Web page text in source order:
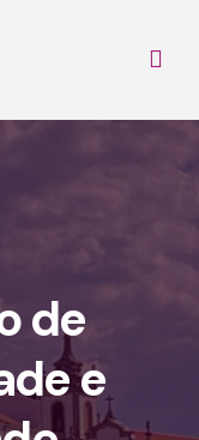
de
e